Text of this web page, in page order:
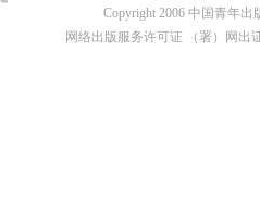
Copyright 2006 中国青年出
网络出版服务许可证 （署）网出